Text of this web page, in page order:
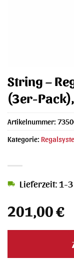
String –
(3er-
201,00€
Lieferzeit: 1-
Artikelnummer:
Kategorie: